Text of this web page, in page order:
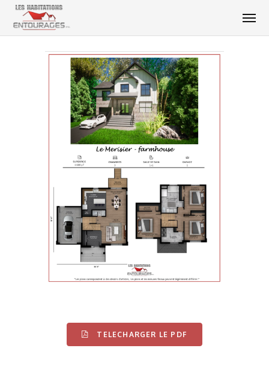
TELECHARGER LE PDF